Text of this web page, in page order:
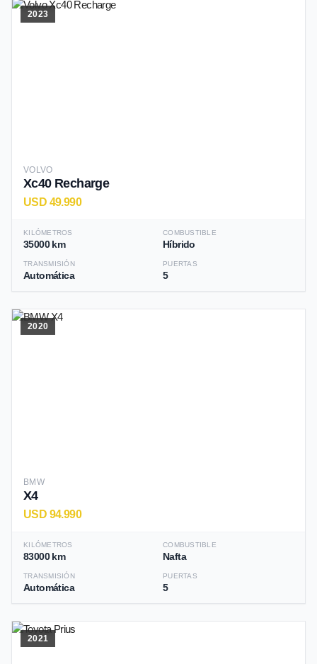
2023
VOLVO
Xc40 Recharge
USD 49.990
KILÓMETROS
35000 km
COMBUSTIBLE
Híbrido
TRANSMISIÓN
Automática
PUERTAS
5
2020
BMW
X4
USD 94.990
KILÓMETROS
83000 km
COMBUSTIBLE
Nafta
TRANSMISIÓN
Automática
PUERTAS
5
2021